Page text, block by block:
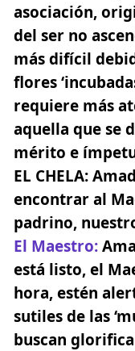
asociación,
del ser no
más difícil
flores
requiere más
aquella que se
mérito e
EL CHELA:
encontrar al
padrino,
El Maestro:
está listo, el
hora, estén
sutiles de las
buscan